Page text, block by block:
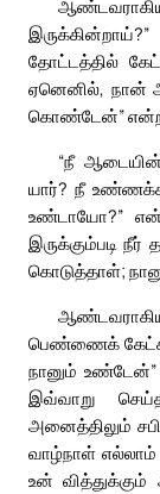
தோட்டத்தில்
ஏனெனில், நான்
கொண்டேன்”
“நீ
யார்? நீ
உண்டாயோ?”
இருக்கும்படி
கொடுத்தாள்;
பெண்ணைக் கேட்க,
நானும்
இவ்வாறு
அனைத்திலும்
வாழ்நாள் எல்லாம்
உன்